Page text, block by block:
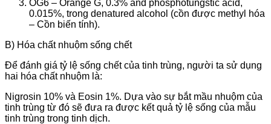
OG6 – Orange G, 0.3% and phosphotungstic acid,
0.015%, trong denatured alcohol (cồn được methyl hóa
– Cồn biến tính).
B) Hóa chất nhuộm sống chết
Để đánh giá tỷ lệ sống chết của tinh trùng, người ta sử dụng
hai hóa chất nhuộm là:
Nigrosin 10% và Eosin 1%. Dựa vào sự bắt mầu nhuộm của
tinh trùng từ đó sẽ đưa ra được kết quả tỷ lệ sống của mẫu
tinh trùng trong tinh dịch.